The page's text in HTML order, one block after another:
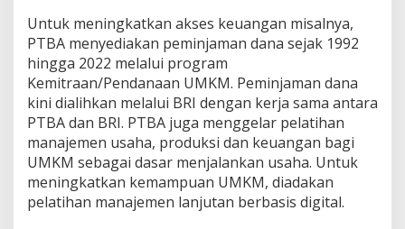
Untuk meningkatkan akses keuangan misalnya,
PTBA menyediakan peminjaman dana sejak 1992
hingga 2022 melalui program
Kemitraan/Pendanaan UMKM. Peminjaman dana
kini dialihkan melalui BRI dengan kerja sama antara
PTBA dan BRI. PTBA juga menggelar pelatihan
manajemen usaha, produksi dan keuangan bagi
UMKM sebagai dasar menjalankan usaha. Untuk
meningkatkan kemampuan UMKM, diadakan
pelatihan manajemen lanjutan berbasis digital.